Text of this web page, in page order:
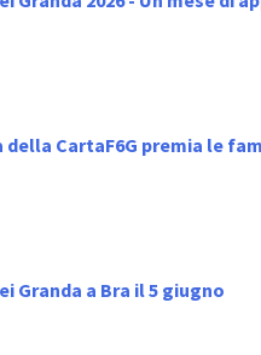
CartaF6G premia le
Granda a Bra il 5 giugno